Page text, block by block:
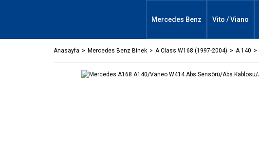
Mercedes Benz Vito / Viano
Anasayfa Mercedes Benz Binek A Class W168 (1997-2004) A 140